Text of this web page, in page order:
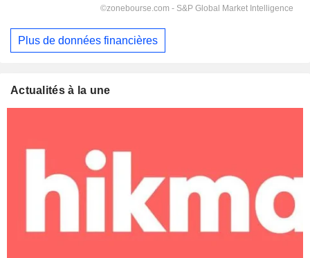
Plus de données financières
Actualités à la une